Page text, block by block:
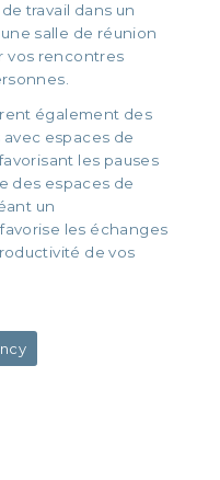
travail dans un
salle de réunion
vos rencontres
également des
espaces de
les pauses
des espaces de
un
les échanges
de vos